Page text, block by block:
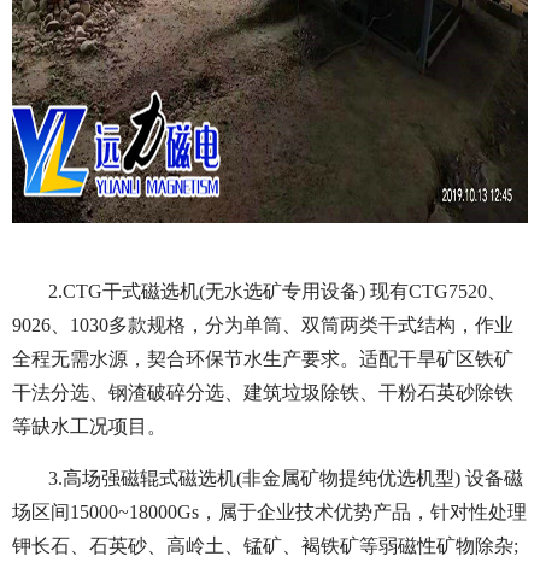
2.CTG干式磁选机(无水选矿专用设备) 现有CTG7520、
9026、1030多款规格，分为单筒、双筒两类干式结构，作业
全程无需水源，契合环保节水生产要求。适配干旱矿区铁矿
干法分选、钢渣破碎分选、建筑垃圾除铁、干粉石英砂除铁
等缺水工况项目。
3.高场强磁辊式磁选机(非金属矿物提纯优选机型) 设备磁
场区间15000~18000Gs，属于企业技术优势产品，针对性处理
钾长石、石英砂、高岭土、锰矿、褐铁矿等弱磁性矿物除杂;